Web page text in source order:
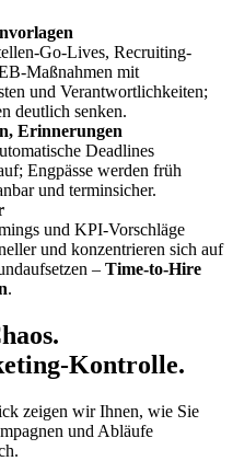
Go-Lives, Recruiting-
mit
und Verantwortlichkeiten;
deutlich senken.
Erinnerungen
Deadlines
Engpässe werden früh
und terminsicher.
und KPI‑Vorschläge
und konzentrieren sich auf
– Time-to-Hire
.
Kontrolle.
zeigen wir Ihnen, wie Sie
und Abläufe